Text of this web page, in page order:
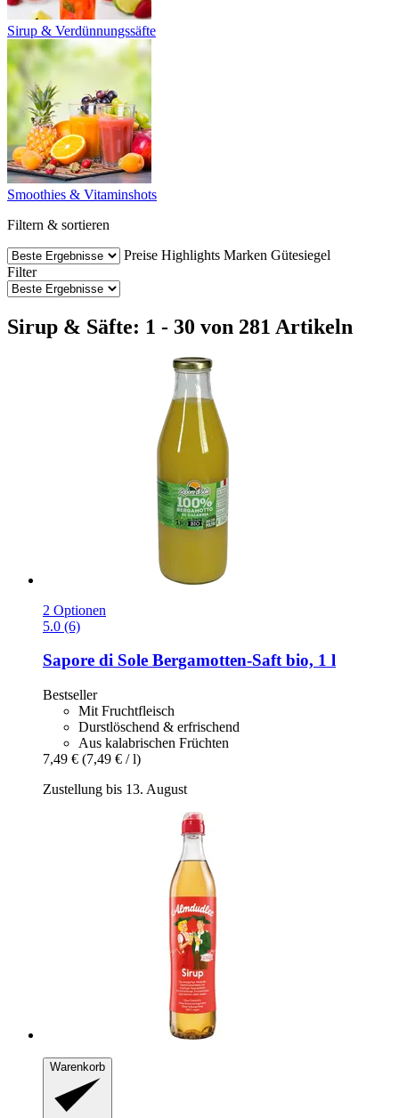
Sirup & Verdünnungssäfte
Smoothies & Vitaminshots
Filtern & sortieren
Preise Highlights Marken Gütesiegel
Filter
Sirup & Säfte: 1 - 30 von 281 Artikeln
2 Optionen
5.0 (6)
Sapore di Sole Bergamotten-​Saft bio, 1 l
Bestseller
Mit Fruchtfleisch
Durstlöschend & erfrischend
Aus kalabrischen Früchten
7,49 € (7,49 € / l)
Zustellung bis 13. August
Warenkorb